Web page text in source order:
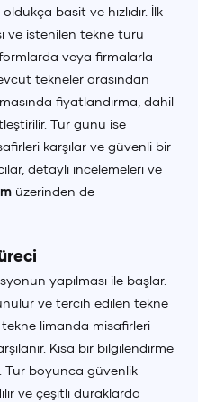
, oldukça basit ve hızlıdır. İlk
ve istenilen tekne türü
veya firmalarla
tekneler arasından
fiyatlandırma, dahil
Tur günü ise
karşılar ve güvenli bir
detaylı incelemeleri ve
üzerinden de
yapılması ile başlar.
ve tercih edilen tekne
tekne limanda misafirleri
Kısa bir bilgilendirme
Tur boyunca güvenlik
ve çeşitli duraklarda